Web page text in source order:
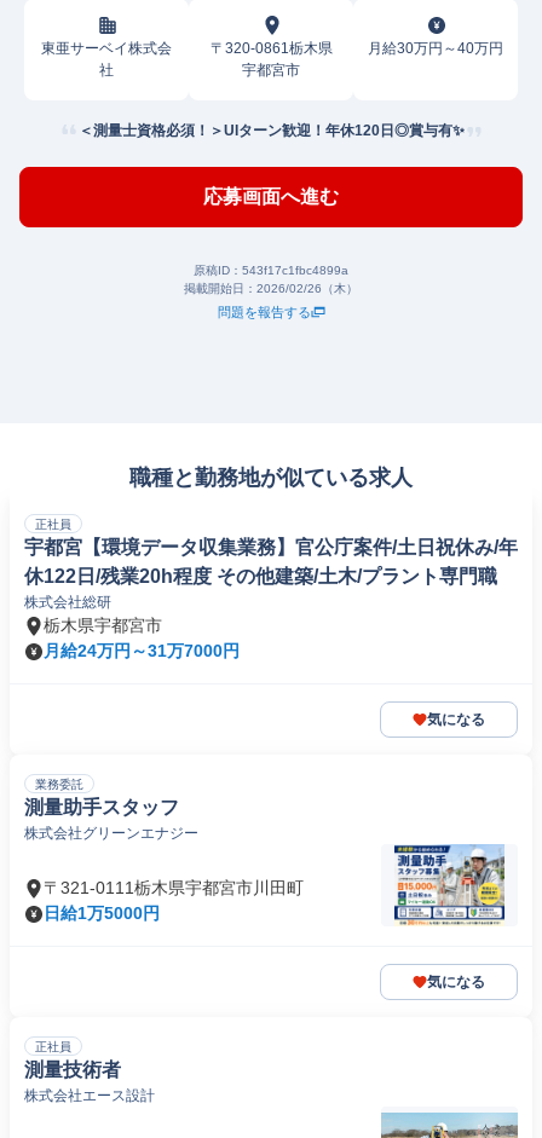
東亜サーベイ株式会
社
〒320-0861栃木県
宇都宮市
月給30万円～40万円
＜測量士資格必須！＞UIターン歓迎！年休120日◎賞与有✨
応募画面へ進む
原稿ID： 543f17c1fbc4899a
掲載開始日： 2026/02/26（木）
問題を報告する
職種と勤務地が似ている求人
正社員
宇都宮【環境データ収集業務】官公庁案件/土日祝休み/年
休122日/残業20h程度 その他建築/土木/プラント専門職
株式会社総研
栃木県宇都宮市
月給24万円～31万7000円
気になる
業務委託
測量助手スタッフ
株式会社グリーンエナジー
〒321-0111栃木県宇都宮市川田町
日給1万5000円
気になる
正社員
測量技術者
株式会社エース設計